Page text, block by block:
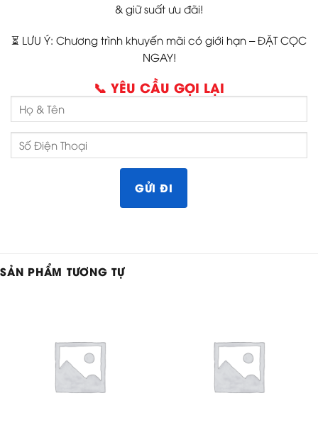
& giữ suất ưu đãi!
⏳ LƯU Ý: Chương trình khuyến mãi có giới hạn – ĐẶT CỌC
NGAY!
📞 YÊU CẦU GỌI LẠI
SẢN PHẨM TƯƠNG TỰ